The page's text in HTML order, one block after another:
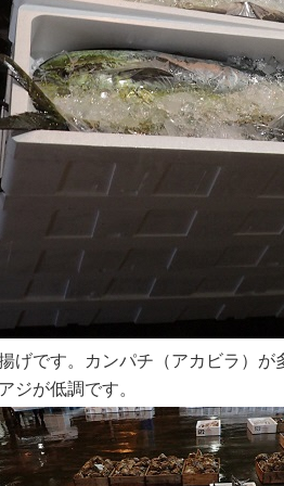
げです。カンパチ（アカビラ）が
ジが低調です。